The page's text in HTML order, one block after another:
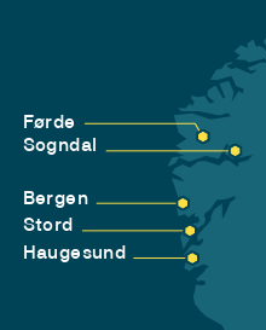
Førde
Sogndal
Bergen
Stord
Haugesund